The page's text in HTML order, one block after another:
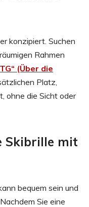
konzipiert. Suchen
Rahmen
(Über die
Platz,
ohne die Sicht oder
Skibrille mit
bequem sein und
Sie eine